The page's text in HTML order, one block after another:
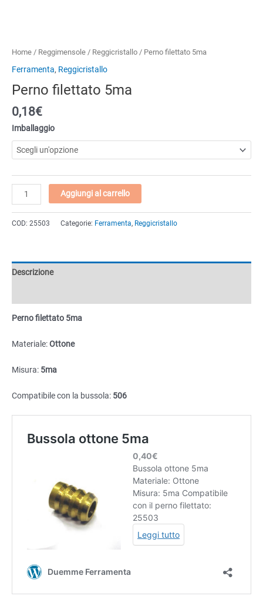
Home / Reggimensole / Reggicristallo / Perno filettato 5ma
Ferramenta, Reggicristallo
Perno filettato 5ma
0,18€
Imballaggio
Perno
filettato
5ma
quantità
Aggiungi al carrello
COD: 25503 Categorie: Ferramenta, Reggicristallo
Descrizione
Perno filettato 5ma
Materiale:Ottone
Misura: 5ma
Compatibile con la bussola: 506